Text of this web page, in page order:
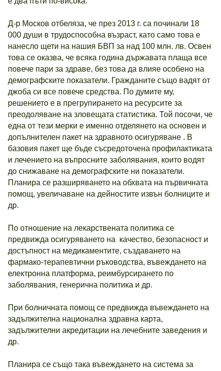
Д-р Москов отбеляза, че през 2013 г. са починали 18
000 души в трудоспособна възраст, като само това е
нанесло щети на нашия БВП за над 100 млн. лв. Освен
това се оказва, че всяка година държавата плаща все
повече пари за здраве, без това да влияе особено на
демографските показатели. Гражданите също вадят от
джоба си все повече средства. По думите му,
решението е в прегрупирането на ресурсите за
преодоляване на зловещата статистика. Той посочи, че
една от тези мерки е именно отделянето на основен и
допълнителен пакет на здравното осигуряване . В
базовия пакет ще бъде съсредоточена профилактиката
и лечението на въпросните заболявания, които водят
до снижаване на демографските ни показатели.
Планира се разширяването на обхвата на първичната
помощ, увеличаване на дейностите извън болниците и
др.
По отношение на лекарствената политика се
предвижда осигуряването на качество, безопасност и
достъпност на медикаментите, създаването на
фармако-терапевтични ръководства, въвеждането на
електронна платформа, реимбурсирането по
заболявания, генерична политика и др.
При болничната помощ се предвижда въвеждането на
задължителна национална здравна карта,
задължителни акредитации на лечебните заведения и
др.
Планира се също така въвеждането на система за